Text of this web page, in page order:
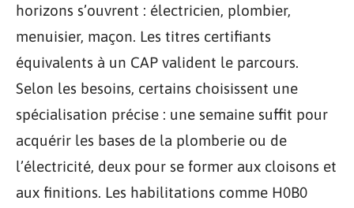
horizons s’ouvrent : électricien, plombier,
menuisier, maçon. Les titres certifiants
équivalents à un CAP valident le parcours.
Selon les besoins, certains choisissent une
spécialisation précise : une semaine suffit pour
acquérir les bases de la plomberie ou de
l’électricité, deux pour se former aux cloisons et
aux finitions. Les habilitations comme H0B0